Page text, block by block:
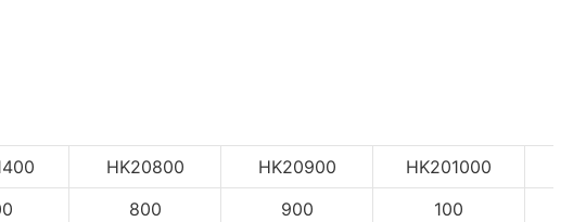
HK20800 HK20900 HK201000
800 900 100